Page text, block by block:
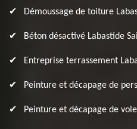
Démoussage de toiture
Béton désactivé Labastide
Entreprise terrassement
Peinture et décapage de
Peinture et décapage de